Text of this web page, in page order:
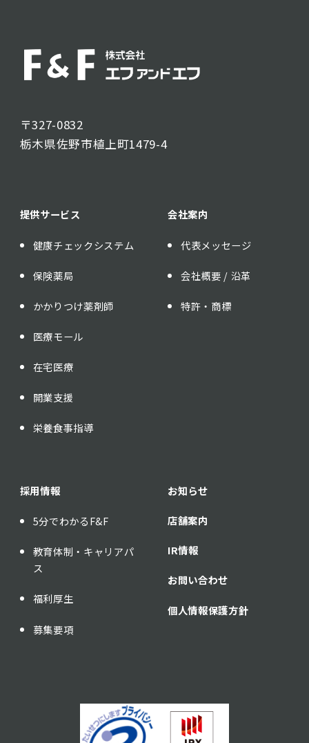
〒327-0832
栃木県佐野市植上町1479-4
提供サービス
健康チェックシステム
保険薬局
かかりつけ薬剤師
医療モール
在宅医療
開業支援
栄養食事指導
会社案内
代表メッセージ
会社概要 / 沿革
特許・商標
採用情報
5分でわかるF&F
教育体制・キャリアパ
ス
福利厚生
募集要項
お知らせ
店舗案内
IR情報
お問い合わせ
個人情報保護方針